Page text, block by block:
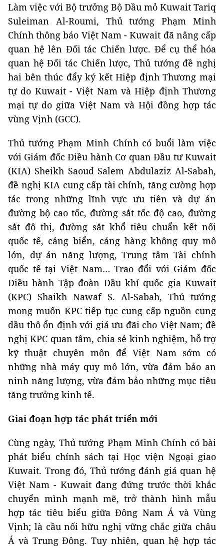
Làm việc với Bộ trưởng Bộ Dầu mỏ Kuwait Tariq
Suleiman Al-Roumi, Thủ tướng Phạm Minh
Chính thông báo Việt Nam - Kuwait đã nâng cấp
quan hệ lên Đối tác Chiến lược. Để cụ thể hóa
quan hệ Đối tác Chiến lược, Thủ tướng đề nghị
hai bên thúc đẩy ký kết Hiệp định Thương mại
tự do Kuwait - Việt Nam và Hiệp định Thương
mại tự do giữa Việt Nam và Hội đồng hợp tác
vùng Vịnh (GCC).
Thủ tướng Phạm Minh Chính có buổi làm việc
với Giám đốc Điều hành Cơ quan Đầu tư Kuwait
(KIA) Sheikh Saoud Salem Abdulaziz Al-Sabah,
đề nghị KIA cung cấp tài chính, tăng cường hợp
tác trong những lĩnh vực ưu tiên và dự án
đường bộ cao tốc, đường sắt tốc độ cao, đường
sắt đô thị, đường sắt khổ tiêu chuẩn kết nối
quốc tế, cảng biển, cảng hàng không quy mô
lớn, dự án năng lượng, Trung tâm Tài chính
quốc tế tại Việt Nam… Trao đổi với Giám đốc
Điều hành Tập đoàn Dầu khí quốc gia Kuwait
(KPC) Shaikh Nawaf S. Al-Sabah, Thủ tướng
mong muốn KPC tiếp tục cung cấp nguồn cung
dầu thô ổn định với giá ưu đãi cho Việt Nam; đề
nghị KPC quan tâm, chia sẻ kinh nghiệm, hỗ trợ
kỹ thuật chuyên môn để Việt Nam sớm có
những nhà máy quy mô lớn, vừa đảm bảo an
ninh năng lượng, vừa đảm bảo những mục tiêu
tăng trưởng kinh tế.
Giai đoạn hợp tác phát triển mới
Cùng ngày, Thủ tướng Phạm Minh Chính có bài
phát biểu chính sách tại Học viện Ngoại giao
Kuwait. Trong đó, Thủ tướng đánh giá quan hệ
Việt Nam - Kuwait đang đứng trước thời khắc
chuyển mình mạnh mẽ, trở thành hình mẫu
hợp tác tiêu biểu giữa Đông Nam Á và Vùng
Vịnh; là cầu nối hữu nghị vững chắc giữa châu
Á và Trung Đông. Tuy nhiên, quan hệ hợp tác